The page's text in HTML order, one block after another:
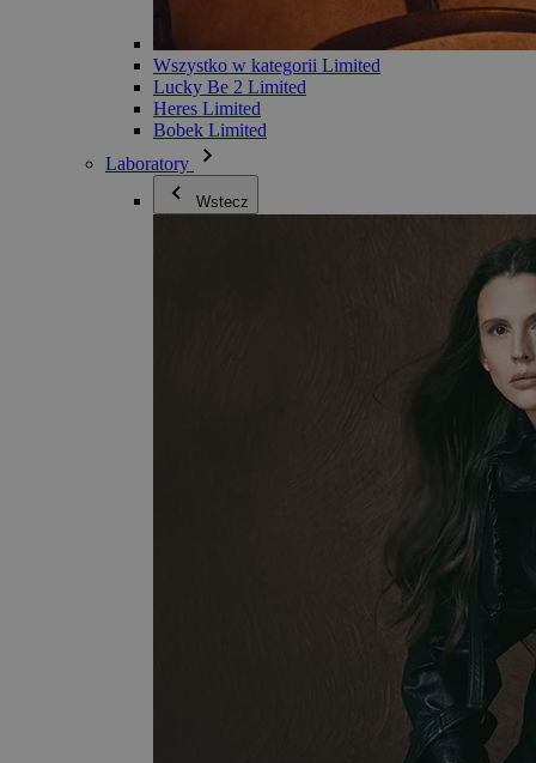
Wszystko w kategorii Limited
Lucky Be 2 Limited
Heres Limited
Bobek Limited
Laboratory
Wstecz